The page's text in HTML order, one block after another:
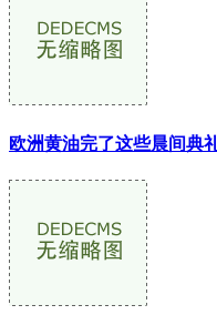
欧洲黄油完了这些晨间典